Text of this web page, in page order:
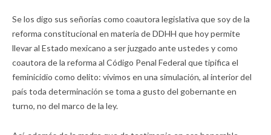
Se los digo sus señorías como coautora legislativa que soy de la
reforma constitucional en materia de DDHH que hoy permite
llevar al Estado mexicano a ser juzgado ante ustedes y como
coautora de la reforma al Código Penal Federal que tipifica el
feminicidio como delito: vivimos en una simulación, al interior del
país toda determinación se toma a gusto del gobernante en
turno, no del marco de la ley.